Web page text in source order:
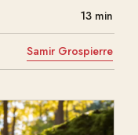
13 min
Samir Grospierre